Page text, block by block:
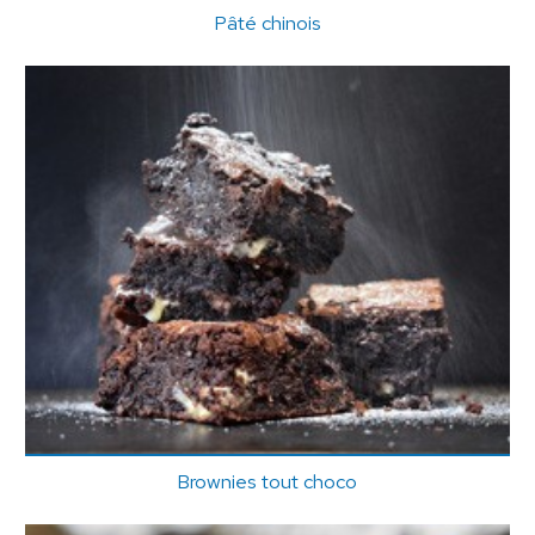
Pâté chinois
Brownies tout choco